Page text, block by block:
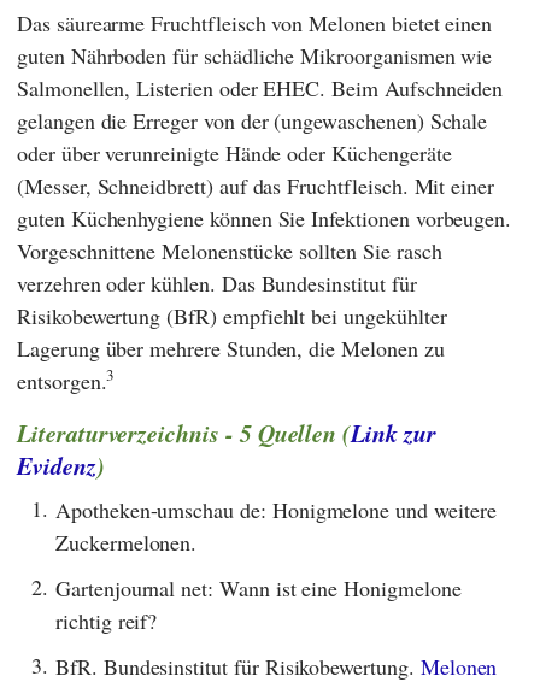
Das säurearme Fruchtfleisch von Melonen bietet einen
guten Nährboden für schädliche Mikroorganismen wie
Salmonellen, Listerien oder EHEC. Beim Aufschneiden
gelangen die Erreger von der (ungewaschenen) Schale
oder über verunreinigte Hände oder Küchengeräte
(Messer, Schneidbrett) auf das Fruchtfleisch. Mit einer
guten Küchenhygiene können Sie Infektionen vorbeugen.
Vorgeschnittene Melonenstücke sollten Sie rasch
verzehren oder kühlen. Das Bundesinstitut für
Risikobewertung (BfR) empfiehlt bei ungekühlter
Lagerung über mehrere Stunden, die Melonen zu
entsorgen.3
Literaturverzeichnis - 5 Quellen (Link zur
Evidenz)
1. Apotheken-umschau de: Honigmelone und weitere
Zuckermelonen.
2. Gartenjournal net: Wann ist eine Honigmelone
richtig reif?
3. BfR. Bundesinstitut für Risikobewertung. Melonen